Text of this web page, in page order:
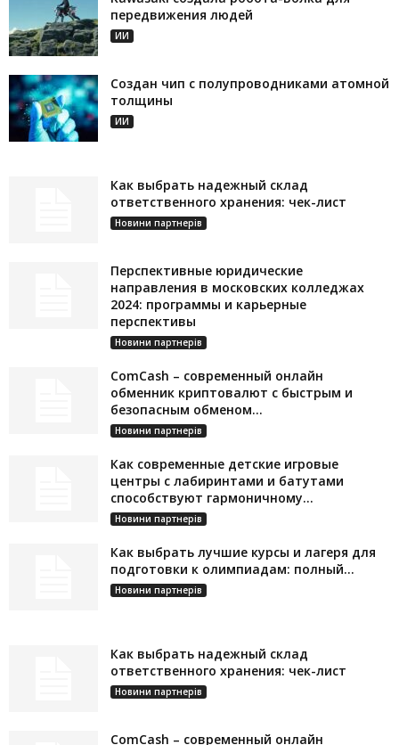
передвижения людей
ИИ
Создан чип с полупроводниками атомной
толщины
ИИ
Как выбрать надежный склад
ответственного хранения: чек-лист
Новини партнерів
Перспективные юридические
направления в московских колледжах
2024: программы и карьерные
перспективы
Новини партнерів
ComCash – современный онлайн
обменник криптовалют с быстрым и
безопасным обменом...
Новини партнерів
Как современные детские игровые
центры с лабиринтами и батутами
способствуют гармоничному...
Новини партнерів
Как выбрать лучшие курсы и лагеря для
подготовки к олимпиадам: полный...
Новини партнерів
Как выбрать надежный склад
ответственного хранения: чек-лист
Новини партнерів
ComCash – современный онлайн